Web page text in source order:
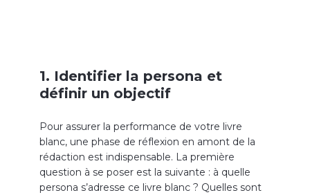
1. Identifier la persona et
définir un objectif
Pour assurer la performance de votre livre
blanc, une phase de réflexion en amont de la
rédaction est indispensable. La première
question à se poser est la suivante : à quelle
persona s’adresse ce livre blanc ? Quelles sont